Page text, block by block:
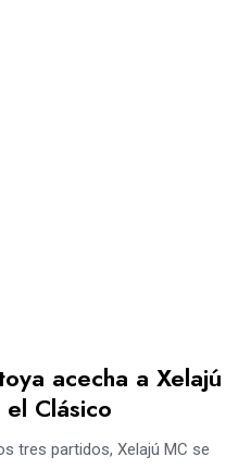
acecha a Xelajú
Clásico
tres partidos, Xelajú MC se